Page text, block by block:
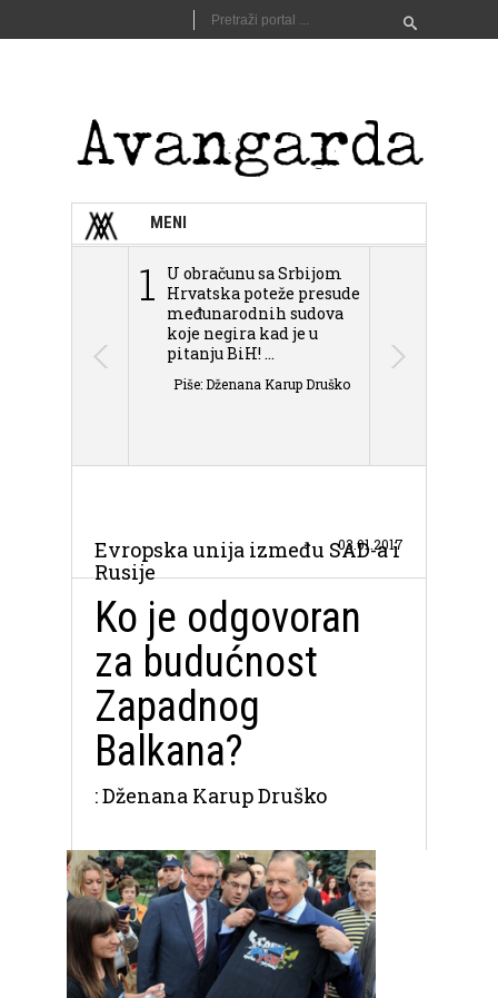
MENI
1
U obračunu sa Srbijom
Hrvatska poteže presude
međunarodnih sudova
koje negira kad je u
pitanju BiH! ...
Piše: Dženana Karup Druško
Evropska unija između SAD-a i
Rusije
03.01.2017
Ko je odgovoran
za budućnost
Zapadnog
Balkana?
: Dženana Karup Druško